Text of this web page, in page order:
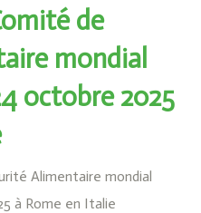
de
mondial
octobre 2025
Alimentaire mondial
à Rome en Italie